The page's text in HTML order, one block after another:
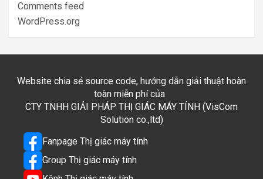
Comments feed
WordPress.org
Website chia sẻ source code, hướng dẫn giải thuật hoàn
toàn miễn phí của
CTY TNHH GIẢI PHÁP THỊ GIÁC MÁY TÍNH (VisCom
Solution co.,ltd)
Fanpage Thị giác máy tính
Group Thị giác máy tính